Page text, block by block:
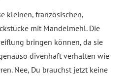
kleinen, französischen,
mit Mandelmehl. Die
bringen können, da sie
divenhaft verhalten wie
Nee, Du brauchst jetzt keine